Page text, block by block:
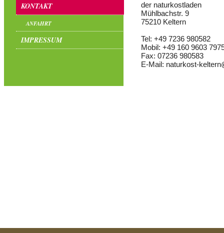
KONTAKT
ANFAHRT
IMPRESSUM
der naturkostladen
Mühlbachstr. 9
75210 Keltern
Tel: +49 7236 980582
Mobil: +49 160 9603
Fax: 07236 980583
E-Mail: naturkost-